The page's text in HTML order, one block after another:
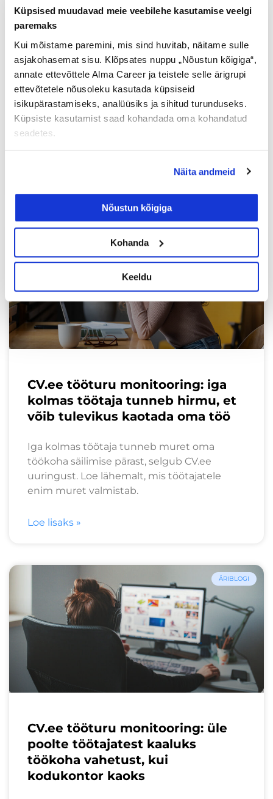
Küpsised muudavad meie veebilehe kasutamise veelgi
paremaks
Kui mõistame paremini, mis sind huvitab, näitame sulle
asjakohasemat sisu. Klõpsates nuppu „Nõustun kõigiga“,
annate ettevõttele Alma Career ja teistele selle ärigrupi
ettevõtetele nõusoleku kasutada küpsiseid
isikupärastamiseks, analüüsiks ja sihitud turunduseks.
Küpsiste kasutamist saad kohandada oma kohandatud
seadetes.
Näita andmeid
Nõustun kõigiga
Kohanda
Keeldu
CV.ee tööturu monitooring:
kartus sissetuleku kaotuse ees
sunnib töötama ka haigena
Kartus sissetuleku kaotuse ees sunnib
töötama ka haigena, selgub hiljutisest CV.ee
CV.ee tööturu monitooring: iga
kolmas töötaja tunneb hirmu, et
võib tulevikus kaotada oma töö
Iga kolmas töötaja tunneb muret oma
töökoha säilimise pärast, selgub CV.ee
uuringust. Loe lähemalt, mis töötajatele
enim muret valmistab.
Loe lisaks »
ÄRIBLOGI
CV.ee tööturu monitooring: üle
poolte töötajatest kaaluks
töökoha vahetust, kui
kodukontor kaoks